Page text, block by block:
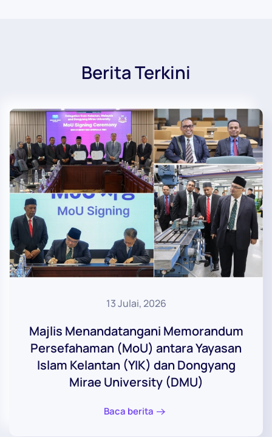
Berita Terkini
13 Julai, 2026
Majlis Menandatangani Memorandum
Persefahaman (MoU) antara Yayasan
Islam Kelantan (YIK) dan Dongyang
Mirae University (DMU)
Baca berita